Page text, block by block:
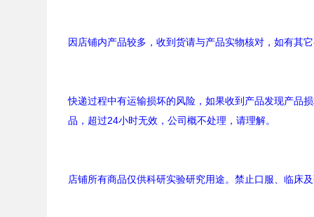
因店铺内产品较多，收到货请与产品实物核对，如有其
快递过程中有运输损坏的风险，如果收到产品发现产品
品，超过24小时无效，公司概不处理，请理解。
店铺所有商品仅供科研实验研究用途。禁止口服、临床